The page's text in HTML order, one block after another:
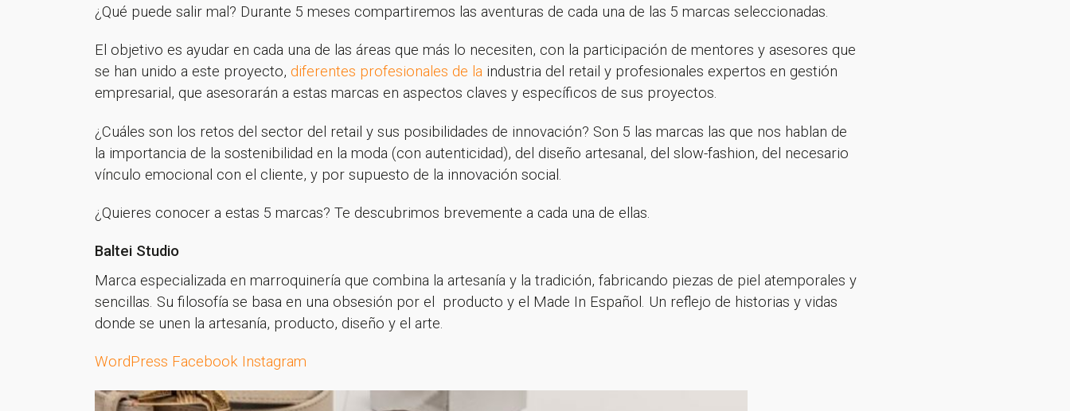
¿Qué puede salir mal? Durante 5 meses compartiremos las aventuras de cada una de las 5 marcas seleccionadas.
El objetivo es ayudar en cada una de las áreas que más lo necesiten, con la participación de mentores y asesores que
se han unido a este proyecto,diferentes profesionales de la industria del retail y profesionales expertos en gestión
empresarial, que asesorarán a estas marcas en aspectos claves y específicos de sus proyectos.
¿Cuáles son los retos del sector del retail y sus posibilidades de innovación? Son 5 las marcas las que nos hablan de
la importancia de la sostenibilidad en la moda (con autenticidad), del diseño artesanal, del slow-fashion, del necesario
vínculo emocional con el cliente, y por supuesto de la innovación social.
¿Quieres conocer a estas 5 marcas? Te descubrimos brevemente a cada una de ellas.
Baltei Studio
Marca especializada en marroquinería que combina la artesanía y la tradición, fabricando piezas de piel atemporales y
sencillas. Su filosofía se basa en una obsesión por el producto y el Made In Español. Un reflejo de historias y vidas
donde se unen la artesanía, producto, diseño y el arte.
WordPress Facebook Instagram